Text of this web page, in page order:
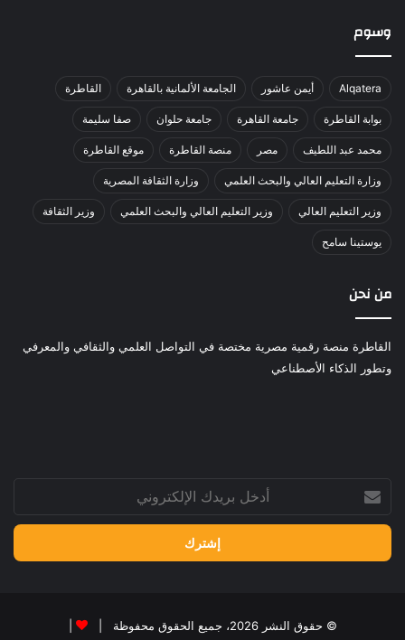
وسوم
Alqatera أيمن عاشور الجامعة الألمانية بالقاهرة القاطرة
بوابة القاطرة جامعة القاهرة جامعة حلوان صفا سليمة
محمد عبد اللطيف مصر منصة القاطرة موقع القاطرة
وزارة التعليم العالي والبحث العلمي وزارة الثقافة المصرية
وزير التعليم العالي وزير التعليم العالي والبحث العلمي وزير الثقافة
يوستينا سامح
من نحن
القاطرة منصة رقمية مصرية مختصة في التواصل العلمي والثقافي والمعرفي
وتطور الذكاء الأصطناعي
بريدك
الإلكتروني
© حقوق النشر 2026، جميع الحقوق محفوظة |